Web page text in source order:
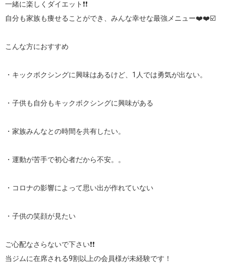
一緒に楽しくダイエット❗❗
自分も家族も痩せることができ、みんな幸せな最強メニュー❤️❤️☑️
こんな方におすすめ
・キックボクシングに興味はあるけど、1人では勇気が出ない。
・子供も自分もキックボクシングに興味がある
・家族みんなとの時間を共有したい。
・運動が苦手で初心者だから不安。。
・コロナの影響によって思い出が作れていない
・子供の笑顔が見たい
ご心配なさらないで下さい❗❗
当ジムに在席される9割以上の会員様が未経験です！